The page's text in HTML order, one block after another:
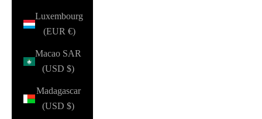
Luxembourg
(EUR €)
Macao SAR
(USD $)
Madagascar
(USD $)